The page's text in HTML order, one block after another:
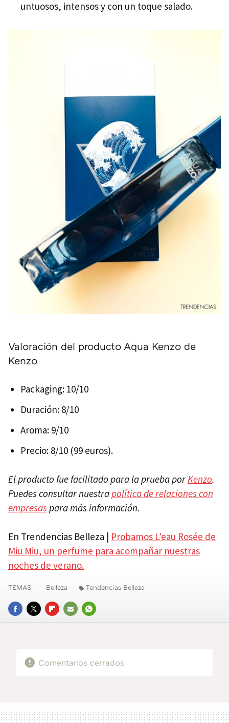
untuosos, intensos y con un toque salado.
Valoración del producto Aqua Kenzo de
Kenzo
Packaging: 10/10
Duración: 8/10
Aroma: 9/10
Precio: 8/10 (99 euros).
El producto fue facilitado para la prueba porKenzo.
Puedes consultar nuestrapolítica de relaciones con
empresas para más información.
En Trendencias Belleza | Probamos L'eau Rosée de
Miu Miu, un perfume para acompañar nuestras
noches de verano.
FACEBOOK
TWITTERFLIPBOARD
E-
WHATSAPP
TEMAS Belleza Tendencias Belleza
Comentarios cerrados